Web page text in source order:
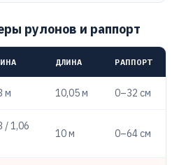
рулонов и раппорт
ДЛИНА РАППОРТ
м 10,05 м 0–32 см
/ 1,06
10 м 0–64 см